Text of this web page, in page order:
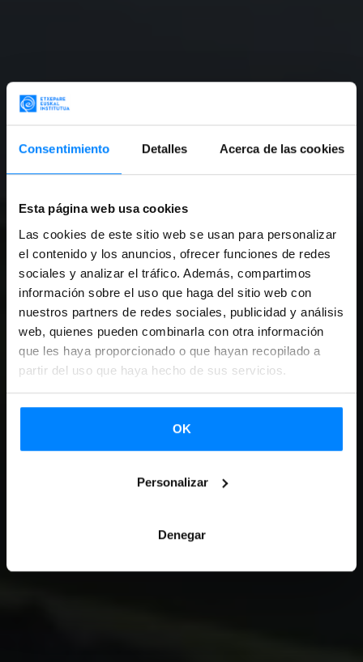
Consentimiento Detalles Acerca de las cookies
Esta página web usa cookies
Las cookies de este sitio web se usan para personalizar
el contenido y los anuncios, ofrecer funciones de redes
sociales y analizar el tráfico. Además, compartimos
información sobre el uso que haga del sitio web con
nuestros partners de redes sociales, publicidad y análisis
web, quienes pueden combinarla con otra información
que les haya proporcionado o que hayan recopilado a
partir del uso que haya hecho de sus servicios.
OK
Personalizar
Denegar